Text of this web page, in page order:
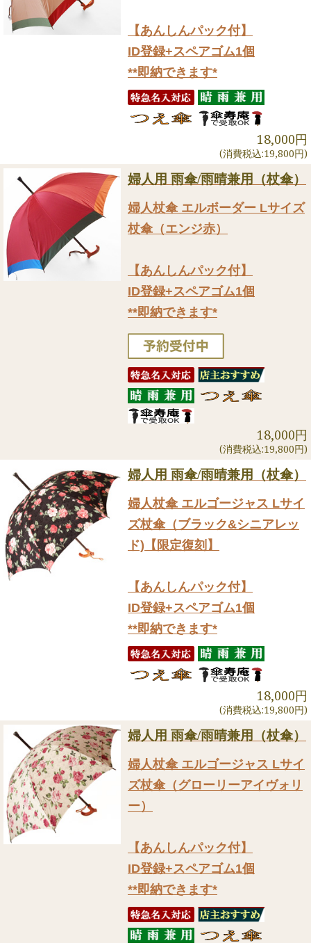
【あんしんパック付】
ID登録+スペアゴム1個
**即納できます*
18,000円
(消費税込:19,800円)
婦人用 雨傘/雨晴兼用（杖傘）
婦人杖傘 エルボーダー Lサイズ
杖傘（エンジ赤）
【あんしんパック付】
ID登録+スペアゴム1個
**即納できます*
18,000円
(消費税込:19,800円)
婦人用 雨傘/雨晴兼用（杖傘）
婦人杖傘 エルゴージャス Lサイ
ズ杖傘（ブラック&シニアレッ
ド)【限定復刻】
【あんしんパック付】
ID登録+スペアゴム1個
**即納できます*
18,000円
(消費税込:19,800円)
婦人用 雨傘/雨晴兼用（杖傘）
婦人杖傘 エルゴージャス Lサイ
ズ杖傘（グローリーアイヴォリ
ー）
【あんしんパック付】
ID登録+スペアゴム1個
**即納できます*